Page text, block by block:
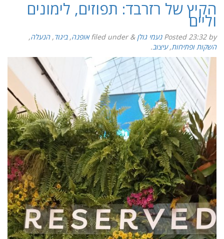
הקיץ של רזרבד: תפוזים, לימונים
וליים
Posted 23:32by נעמי גולן &
filed under אופנה,ביגוד,הנעלה,
השקות ופתיחות,עיצוב.